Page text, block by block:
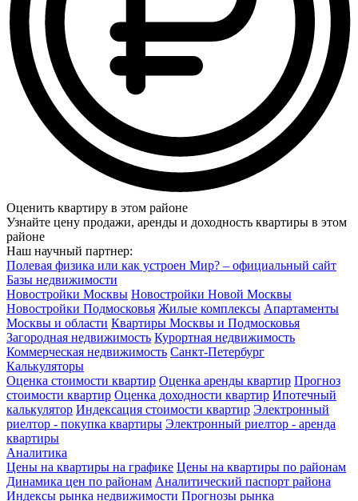
Оценить квартиру в этом районе
Узнайте цену продажи, аренды и доходность квартиры в этом
районе
Наш научный партнер:
Полевая физика или как устроен Мир? – официальный сайт
Базы недвижимости
Новостройки Москвы Новостройки Новой Москвы
Новостройки Подмосковья Жилые комплексы Апартаменты
Москвы и области Квартиры Москвы и Подмосковья
Загородная недвижимость Курортная недвижимость
Коммерческая недвижимость Санкт-Петербург
Калькуляторы
Оценка стоимости квартир Оценка аренды квартир Прогноз
стоимости квартир Оценка доходности квартир Ипотечный
калькулятор Индексация стоимости квартир Электронный
риелтор - покупка квартиры Электронный риелтор - аренда
квартиры
Аналитика
Цены на квартиры на графике Цены на квартиры по районам
Динамика цен по районам Аналитический паспорт района
Индексы рынка недвижимости Прогнозы рынка